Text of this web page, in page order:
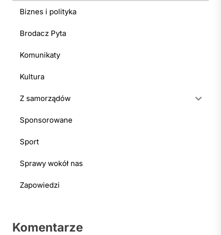
Biznes i polityka
Brodacz Pyta
Komunikaty
Kultura
Z samorządów
Sponsorowane
Sport
Sprawy wokół nas
Zapowiedzi
Komentarze